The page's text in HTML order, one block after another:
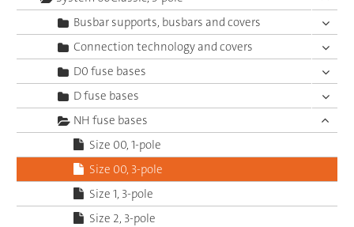
Busbar supports, busbars and covers
Connection technology and covers
D0 fuse bases
D fuse bases
NH fuse bases
Size 00, 1-pole
Size 00, 3-pole
Size 1, 3-pole
Size 2, 3-pole